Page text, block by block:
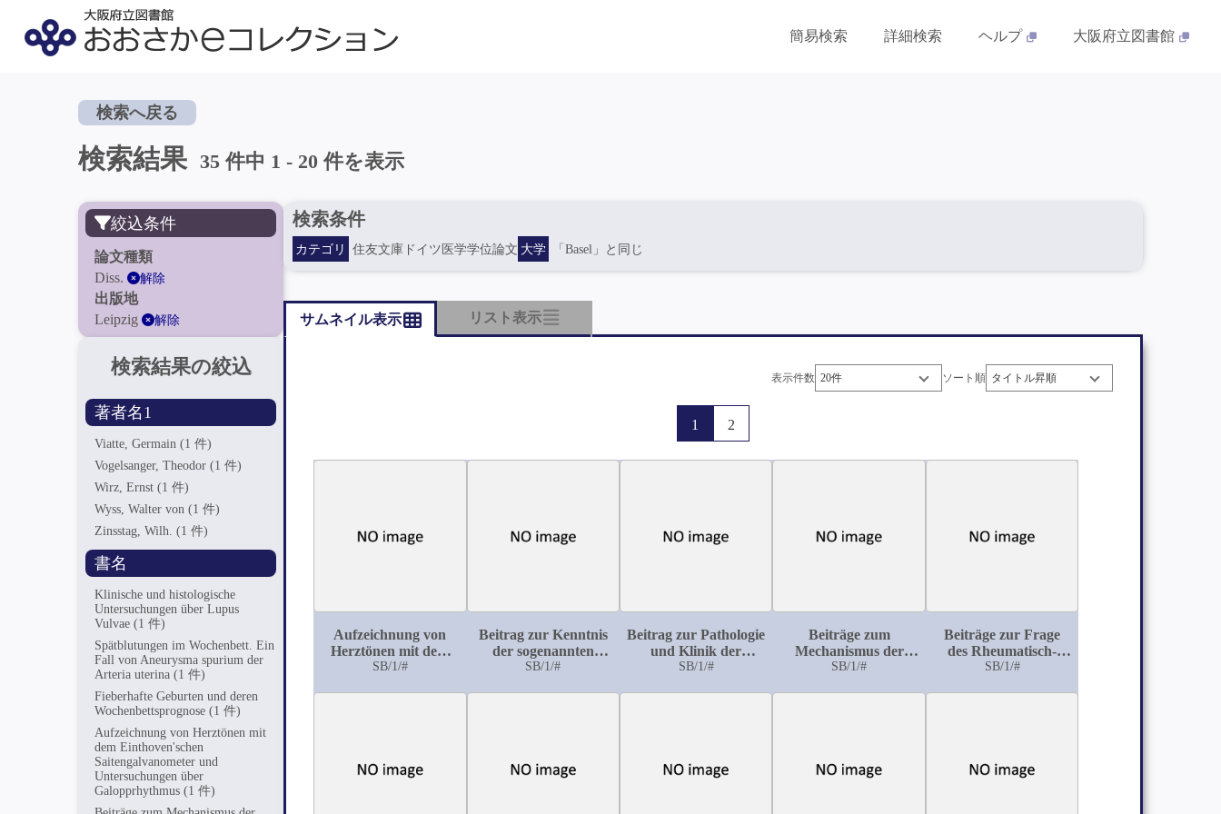
簡易検索 詳細検索 ヘルプ 大阪府立図書館
検索へ戻る
検索結果 35 件中 1 - 20 件を表示
絞込条件
論文種類
Diss.
解除
出版地
Leipzig
解除
検索結果の絞込
著者名1
Viatte, Germain(1 件)
Vogelsanger, Theodor(1 件)
Wirz, Ernst(1 件)
Wyss, Walter von(1 件)
Zinsstag, Wilh.(1 件)
書名
Klinische und histologische
Untersuchungen über Lupus
Vulvae(1 件)
Spätblutungen im Wochenbett. Ein
Fall von Aneurysma spurium der
Arteria uterina(1 件)
Fieberhafte Geburten und deren
Wochenbettsprognose(1 件)
Aufzeichnung von Herztönen mit
dem Einthoven'schen
Saitengalvanometer und
Untersuchungen über
Galopprhythmus(1 件)
検索条件
カテゴリ 住友文庫ドイツ医学学位論文 大学 「Basel」と同じ
サムネイル表示 リスト表示
表示件数 ソート順
1 2
Aufzeichnung von
Herztönen mit dem
Einthoven'schen
SB/1/#
Beitrag zur Kenntnis
der sogenannten
fleckförmigen
SB/1/#
Beitrag zur Pathologie
und Klinik der
Darmokklusion
SB/1/#
Beiträge zum
Mechanismus der
physiologischen
SB/1/#
Beiträge zur Frage
des Rheumatisch-
Infectiösen Ursprungs
SB/1/#